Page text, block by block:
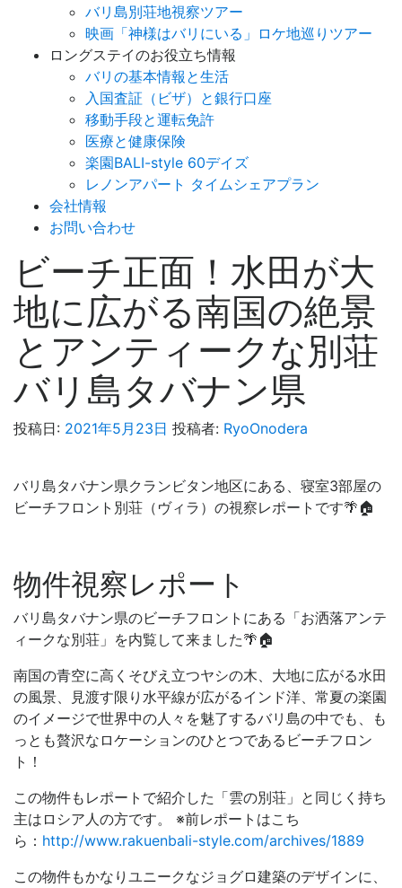
バリ島別荘地視察ツアー
映画「神様はバリにいる」ロケ地巡りツアー
ロングステイのお役立ち情報
バリの基本情報と生活
入国査証（ビザ）と銀行口座
移動手段と運転免許
医療と健康保険
楽園BALI-style 60デイズ
レノンアパート タイムシェアプラン
会社情報
お問い合わせ
ビーチ正面！水田が大
地に広がる南国の絶景
とアンティークな別荘
バリ島タバナン県
投稿日: 2021年5月23日 投稿者: RyoOnodera
バリ島タバナン県クランビタン地区にある、寝室3部屋の
ビーチフロント別荘（ヴィラ）の視察レポートです🌴🏠
物件視察レポート
バリ島タバナン県のビーチフロントにある「お洒落アンテ
ィークな別荘」を内覧して来ました🌴🏠
南国の青空に高くそびえ立つヤシの木、大地に広がる水田
の風景、見渡す限り水平線が広がるインド洋、常夏の楽園
のイメージで世界中の人々を魅了するバリ島の中でも、も
っとも贅沢なロケーションのひとつであるビーチフロン
ト！
この物件もレポートで紹介した「雲の別荘」と同じく持ち
主はロシア人の方です。 ※前レポートはこち
ら： http://www.rakuenbali-style.com/archives/1889
この物件もかなりユニークなジョグロ建築のデザインに、